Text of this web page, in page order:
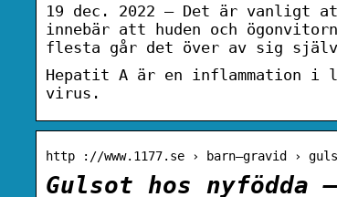
19 dec. 2022 — Det är vanligt
innebär att huden och
flesta går det över av sig själv
Hepatit A är en inflammation i
virus.
http ://www.1177.se › barn–gravid ›
Gulsot hos nyfödda